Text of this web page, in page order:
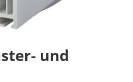
und